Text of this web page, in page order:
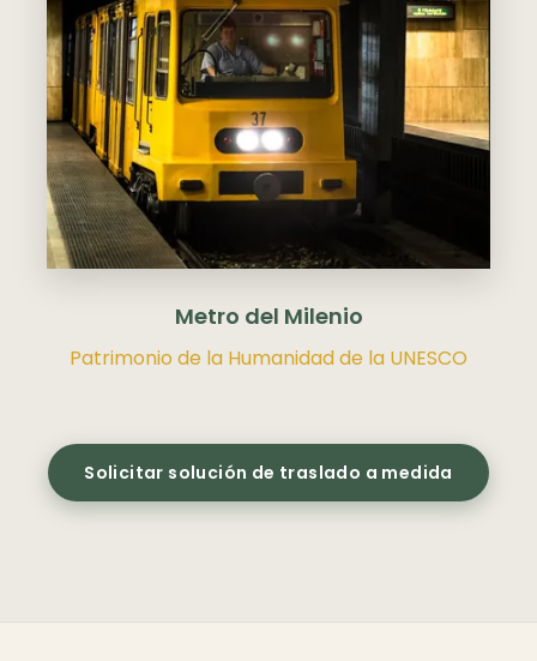
Budapest como destino
Metro del Milenio
Patrimonio de la Humanidad de la UNESCO
Solicitar solución de traslado a medida